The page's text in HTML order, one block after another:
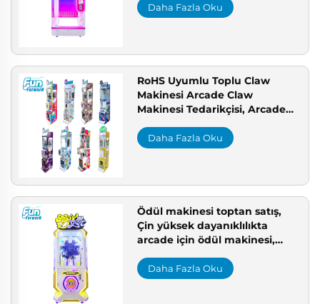
Daha Fazla Oku
RoHS Uyumlu Toplu Claw
Makinesi Arcade Claw
Makinesi Tedarikçisi, Arcade
Makinesi
Daha Fazla Oku
Ödül makinesi toptan satış,
Çin yüksek dayanıklılıkta
arcade için ödül makinesi,
yüksek kâr getirili arcade
makineleri
Daha Fazla Oku